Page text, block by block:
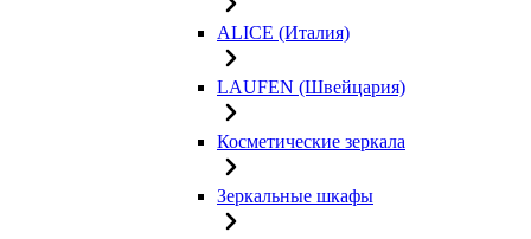
ALICE (Италия)
LAUFEN (Швейцария)
Косметические зеркала
Зеркальные шкафы